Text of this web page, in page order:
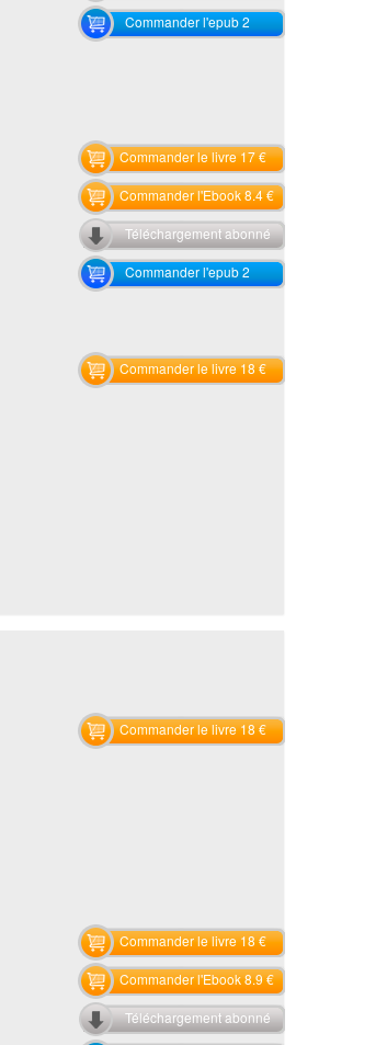
Commander l'epub 2
Commander le livre 17 €
Commander l'Ebook 8.4 €
Téléchargement abonné
Commander l'epub 2
Commander le livre 18 €
Commander le livre 18 €
Commander le livre 18 €
Commander l'Ebook 8.9 €
Téléchargement abonné